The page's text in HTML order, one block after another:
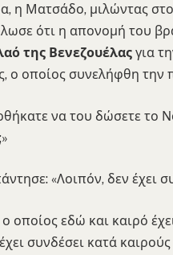
η Ματσάδο, μιλώντας
ότι η απονομή του
της Βενεζουέλας για
ο οποίος συνελήφθη την
να του δώσετε το
«Λοιπόν, δεν έχει
ο οποίος εδώ και καιρό
συνδέσει κατά